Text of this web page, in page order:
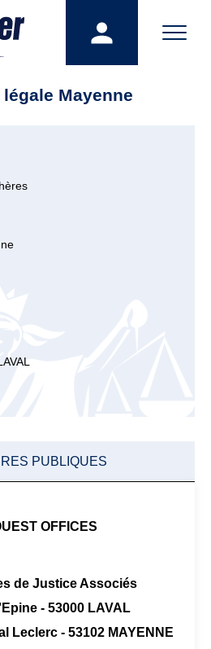
Mayenne
PUBLIQUES
OFFICES
de Justice Associés
- 53000 LAVAL
Leclerc - 53102 MAYENNE